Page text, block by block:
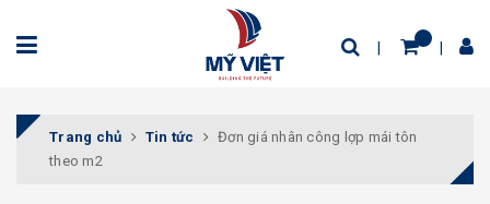
Trang chủ Tin tức
Đơn giá nhân công lợp mái tôn
theo m2